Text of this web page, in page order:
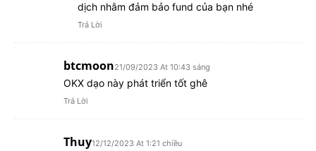
dịch nhằm đảm bảo fund của bạn nhé
Trả Lời
btcmoon21/09/2023 At 10:43 sáng
OKX dạo này phát triển tốt ghê
Trả Lời
Thuy12/12/2023 At 1:21 chiều